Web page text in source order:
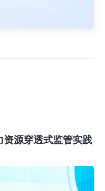
资源穿透式监管实践